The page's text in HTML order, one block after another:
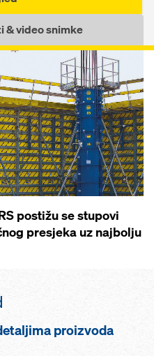
& video snimke
postižu se stupovi
presjeka uz najbolju
proizvoda